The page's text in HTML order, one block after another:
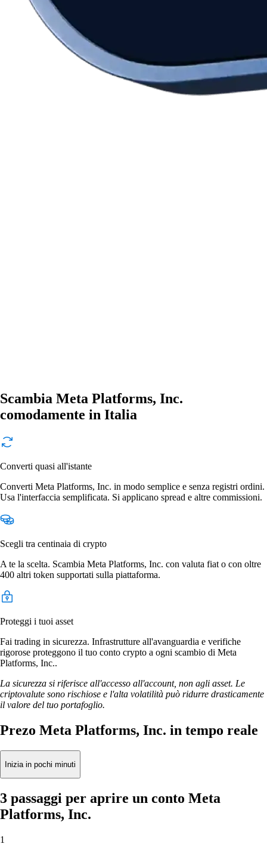
Scambia Meta Platforms, Inc.
comodamente in Italia
Converti quasi all'istante
Converti Meta Platforms, Inc. in modo semplice e senza registri ordini.
Usa l'interfaccia semplificata. Si applicano spread e altre commissioni.
Scegli tra centinaia di crypto
A te la scelta. Scambia Meta Platforms, Inc. con valuta fiat o con oltre
400 altri token supportati sulla piattaforma.
Proteggi i tuoi asset
Fai trading in sicurezza. Infrastrutture all'avanguardia e verifiche
rigorose proteggono il tuo conto crypto a ogni scambio di Meta
Platforms, Inc..
La sicurezza si riferisce all'accesso all'account, non agli asset. Le
criptovalute sono rischiose e l'alta volatilità può ridurre drasticamente
il valore del tuo portafoglio.
Prezo Meta Platforms, Inc. in tempo reale
Inizia in pochi minuti
3 passaggi per aprire un conto Meta
Platforms, Inc.
1